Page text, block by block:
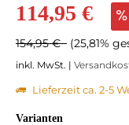
114,95 €
154,95 € (25,81%
inkl. MwSt. |
Lieferzeit ca. 2-5
Varianten